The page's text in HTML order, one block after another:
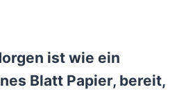
ist wie ein
Blatt Papier, bereit,